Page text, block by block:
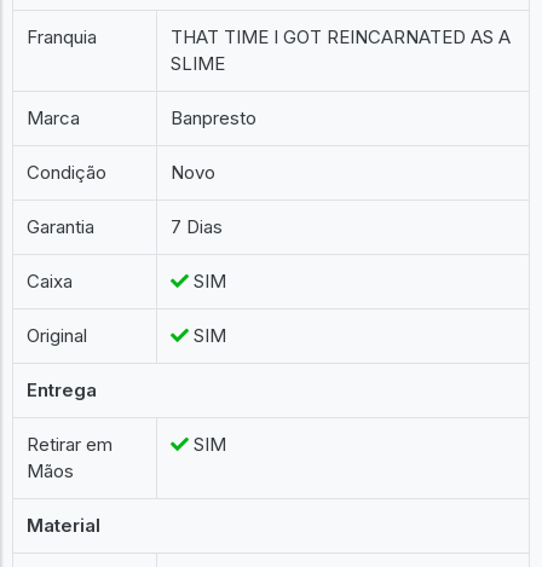
Franquia
THAT TIME I GOT REINCARNATED AS A
SLIME
Marca Banpresto
Condição Novo
Garantia 7 Dias
Caixa SIM
Original SIM
Entrega
Retirar em
Mãos
SIM
Material